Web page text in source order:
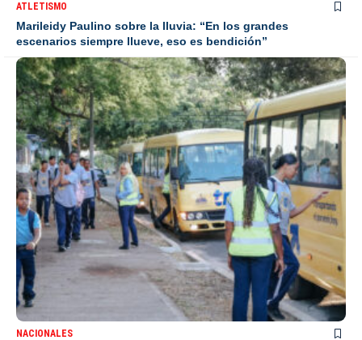
ATLETISMO
Marileidy Paulino sobre la lluvia: “En los grandes
escenarios siempre llueve, eso es bendición”
NACIONALES